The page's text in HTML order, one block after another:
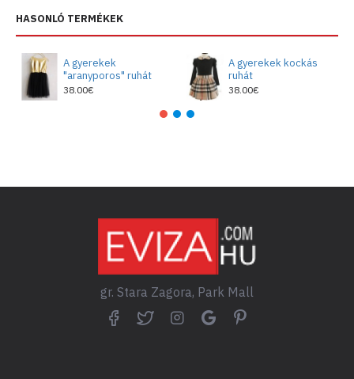
HASONLÓ TERMÉKEK
A gyerekek
"aranyporos" ruhát
38.00€
A gyerekek kockás
ruhát
38.00€
gr. Stara Zagora, Park Mall